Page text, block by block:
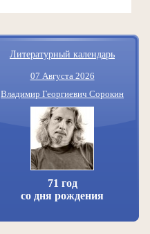
Литературный календарь
07 Августа 2026
Владимир Георгиевич Сорокин
71 год
со дня рождения